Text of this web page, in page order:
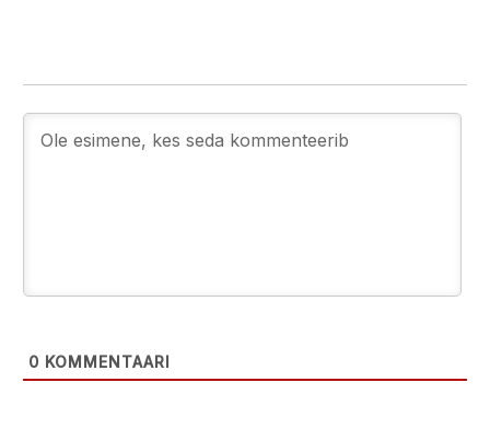
0 KOMMENTAARI